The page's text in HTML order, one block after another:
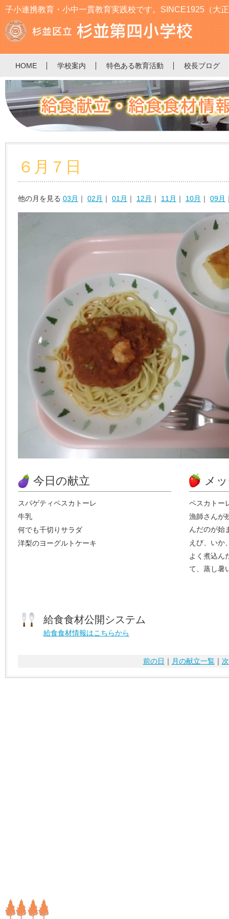
子小連携教育・小中一貫教育実践校です。SINCE1925（大
HOME 学校案内 特色ある教育活動 校長ブログ
６月７日
他の月を見る 03月 ｜ 02月 ｜ 01月 ｜ 12月 ｜ 11月 ｜ 10月 ｜ 09月
今日の献立
スパゲティペスカトーレ
牛乳
何でも千切りサラダ
洋梨のヨーグルトケーキ
メ
ペスカトー
漁師さんが
んだのが始
えび、いか
よく煮込ん
て、蒸し暑
給食食材公開システム
給食食材情報はこちらから
前の日 ｜ 月の献立一覧｜